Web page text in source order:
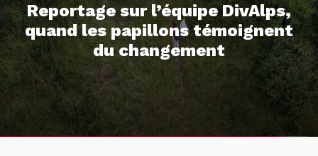
Reportage sur l’équipe DivAlps,
quand les papillons témoignent
du changement